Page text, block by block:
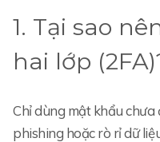
1. Tại sao
hai lớp
Chỉ dùng mật khẩu
phishing hoặc rò rỉ dữ